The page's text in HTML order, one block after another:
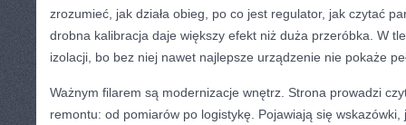
zrozumieć, jak działa obieg, po co jest regulator, jak czytać
drobna kalibracja daje większy efekt niż duża przeróbka. W
izolacji, bo bez niej nawet najlepsze urządzenie nie pokaże
Ważnym filarem są modernizacje wnętrz. Strona prowadzi
remontu: od pomiarów po logistykę. Pojawiają się